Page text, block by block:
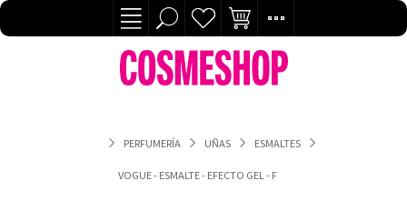
PERFUMERÍA UÑAS ESMALTES
VOGUE - ESMALTE - EFECTO GEL - FLUIR - D**